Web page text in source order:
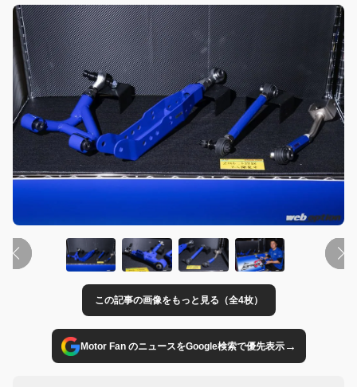
この記事の画像をもっと見る（全4枚）
Motor Fan のニュースをGoogle検索で優先表示→